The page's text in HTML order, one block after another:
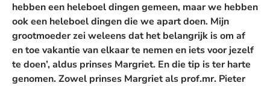
hebben een heleboel dingen gemeen, maar we hebben
ook een heleboel dingen die we apart doen. Mijn
grootmoeder zei weleens dat het belangrijk is om af
en toe vakantie van elkaar te nemen en iets voor jezelf
te doen’, aldus prinses Margriet. En die tip is ter harte
genomen. Zowel prinses Margriet als prof.mr. Pieter